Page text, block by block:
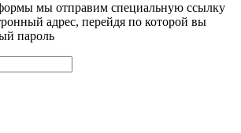
мы отправим специальную ссылку
адрес, перейдя по которой вы
пароль